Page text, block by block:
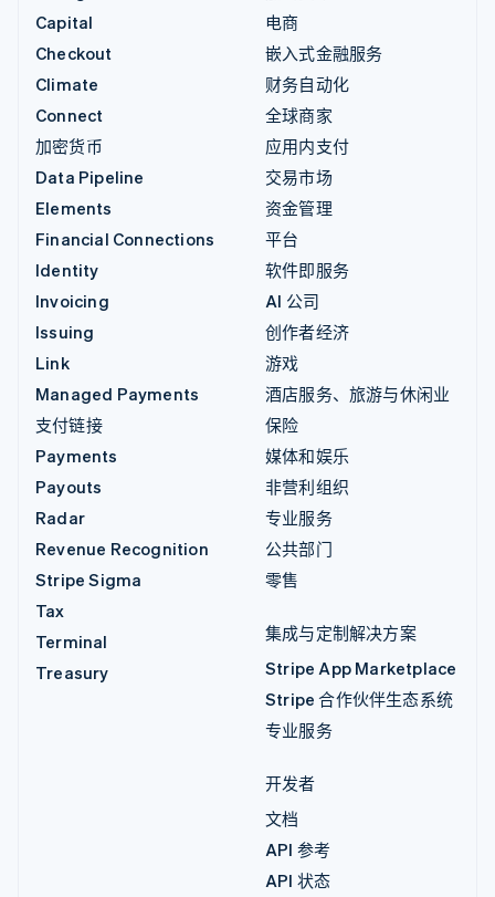
Capital
Checkout
Climate
Connect
加密货币
Data Pipeline
Elements
Financial Connections
Identity
Invoicing
Issuing
Link
Managed Payments
支付链接
Payments
Payouts
Radar
Revenue Recognition
Stripe Sigma
Tax
Terminal
Treasury
电商
嵌入式金融服务
财务自动化
全球商家
应用内支付
交易市场
资金管理
平台
软件即服务
AI 公司
创作者经济
游戏
酒店服务、旅游与休闲业
保险
媒体和娱乐
非营利组织
专业服务
公共部门
零售
集成与定制解决方案
Stripe App Marketplace
Stripe 合作伙伴生态系统
专业服务
开发者
文档
API 参考
API 状态